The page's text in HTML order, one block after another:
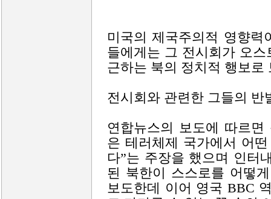
미국의 제국주의적 영향
들에게는 그 전시회가 오
근하는 북의 정치적 행보로
전시회와 관련한 그들의 반
연합뉴스의 보도에 따르
은 테러체제 국가에서 어
다”는 주장을 했으며 인터
된 북한이 스스로를 어떻
보도한데 이어 영국 BBC